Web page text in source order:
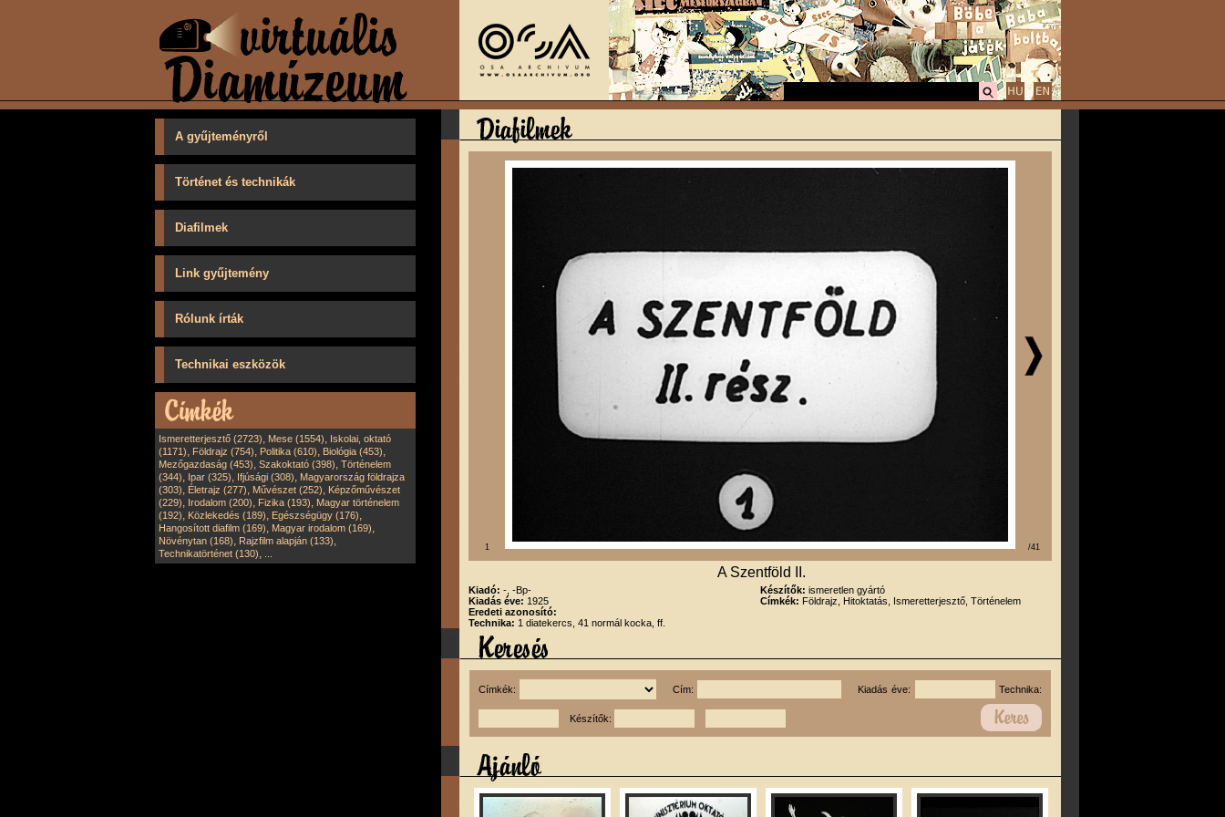
A gyűjteményről
Történet és technikák
Diafilmek
Link gyűjtemény
Rólunk írták
Technikai eszközök
Ismeretterjesztő (2723), Mese (1554), Iskolai, oktató
(1171), Földrajz (754), Politika (610), Biológia (453),
Mezőgazdaság (453), Szakoktató (398), Történelem
(344), Ipar (325), Ifjúsági (308), Magyarország földrajza
(303), Életrajz (277), Művészet (252), Képzőművészet
(229), Irodalom (200), Fizika (193), Magyar történelem
(192), Közlekedés (189), Egészségügy (176),
Hangosított diafilm (169), Magyar irodalom (169),
Növénytan (168), Rajzfilm alapján (133),
Technikatörténet (130), 1 /41
A Szentföld II.
Kiadó: -, -Bp-
Kiadás éve: 1925
Eredeti azonosító:
Technika: 1 diatekercs, 41 normál kocka, ff.
Készítők: ismeretlen gyártó
Címkék: Földrajz, Hitoktatás, Ismeretterjesztő, Történelem
Címkék: Cím: Kiadás éve: Technika:
Készítők: